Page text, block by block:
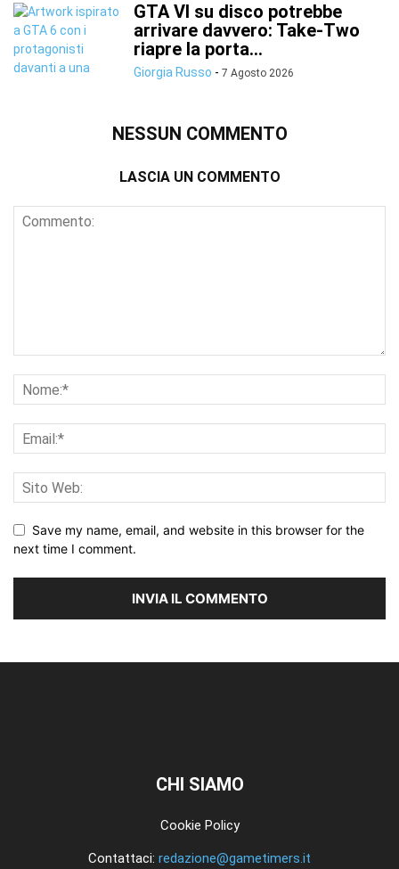
GTA VI su disco potrebbe
arrivare davvero: Take-Two
riapre la porta...
Giorgia Russo - 7 Agosto 2026
NESSUN COMMENTO
LASCIA UN COMMENTO
Save my name, email, and website in this browser for the
next time I comment.
CHI SIAMO
Cookie Policy
Contattaci: redazione@gametimers.it